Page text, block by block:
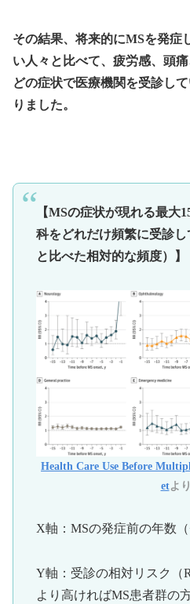
その結果、将来的にMSを発症
い人々と比べて、疲労感、頭
どの症状で医療機関を受診し
りました。
【MSの症状が現れる最大
科をどれだけ頻繁に受診
と比べた相対的な頻度）】
Health Care Use Before
etより
X軸：MSの発症前の年数（
Y軸：受診の相対リスク（
より高ければMS患者群の